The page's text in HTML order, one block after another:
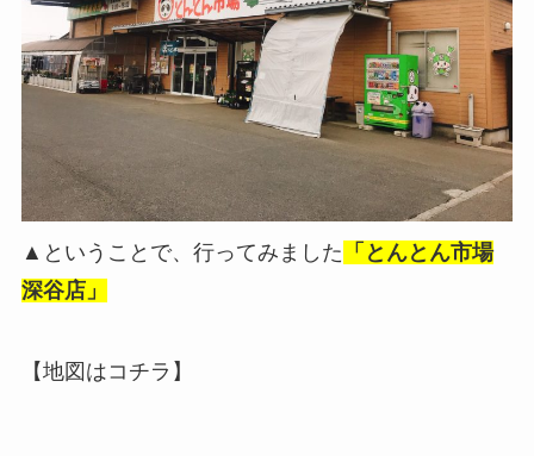
▲ということで、行ってみました 「とんとん市場
深谷店」
【地図はコチラ】